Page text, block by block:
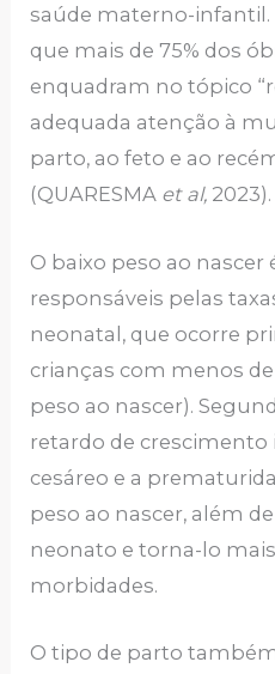
saúde materno-
que mais de 75% dos
enquadram no tópico
adequada atenção à
parto, ao feto e ao
(QUARESMA et al, 2023).
O baixo peso ao
responsáveis pelas
neonatal, que ocorre
crianças com menos
peso ao nascer).
retardo de
cesáreo e a
peso ao nascer, além
neonato e torna-lo
morbidades.
O tipo de parto